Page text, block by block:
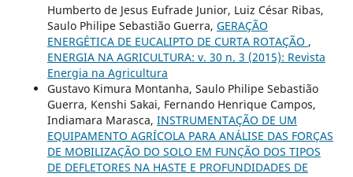
Humberto de Jesus Eufrade Junior, Luiz César Ribas,
Saulo Philipe Sebastião Guerra, GERAÇÃO
ENERGÉTICA DE EUCALIPTO DE CURTA ROTAÇÃO ,
ENERGIA NA AGRICULTURA: v. 30 n. 3 (2015): Revista
Energia na Agricultura
Gustavo Kimura Montanha, Saulo Philipe Sebastião
Guerra, Kenshi Sakai, Fernando Henrique Campos,
Indiamara Marasca, INSTRUMENTAÇÃO DE UM
EQUIPAMENTO AGRÍCOLA PARA ANÁLISE DAS FORÇAS
DE MOBILIZAÇÃO DO SOLO EM FUNÇÃO DOS TIPOS
DE DEFLETORES NA HASTE E PROFUNDIDADES DE